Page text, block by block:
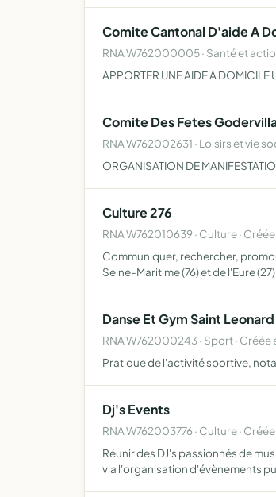
Comite Cantonal D'aide A
RNA W762000005 · Santé et
APPORTER UNE AIDE A DOMICILE
Comite Des Fetes
RNA W762002631 · Loisirs et vie
ORGANISATION DE
Culture 276
RNA W762010639 · Culture ·
Communiquer, rechercher,
Seine-Maritime (76) et de l'Eure (27)
Danse Et Gym Saint Leonard
RNA W762000243 · Sport ·
Pratique de l'activité sportive,
Dj's Events
RNA W762003776 · Culture ·
Réunir des DJ's passionnés de
via l'organisation d'évènements